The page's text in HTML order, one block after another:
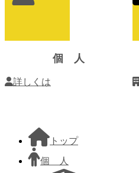
コ
ン
個 人
詳しくは
トップ
個 人